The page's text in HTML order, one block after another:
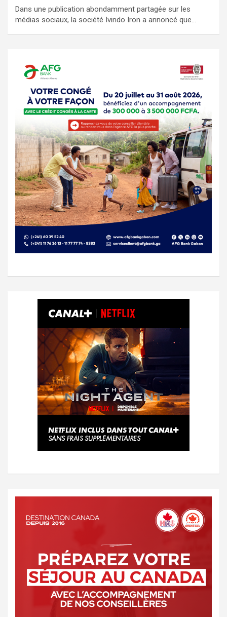
Dans une publication abondamment partagée sur les
médias sociaux, la société Ivindo Iron a annoncé que…